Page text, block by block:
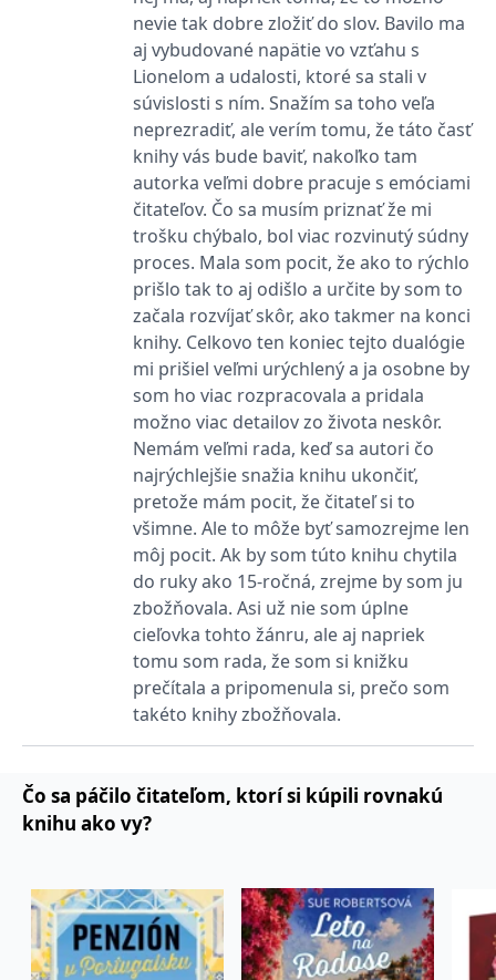
nevie tak dobre zložiť do slov. Bavilo ma
aj vybudované napätie vo vzťahu s
Lionelom a udalosti, ktoré sa stali v
súvislosti s ním. Snažím sa toho veľa
neprezradiť, ale verím tomu, že táto časť
knihy vás bude baviť, nakoľko tam
autorka veľmi dobre pracuje s emóciami
čitateľov. Čo sa musím priznať že mi
trošku chýbalo, bol viac rozvinutý súdny
proces. Mala som pocit, že ako to rýchlo
prišlo tak to aj odišlo a určite by som to
začala rozvíjať skôr, ako takmer na konci
knihy. Celkovo ten koniec tejto dualógie
mi prišiel veľmi urýchlený a ja osobne by
som ho viac rozpracovala a pridala
možno viac detailov zo života neskôr.
Nemám veľmi rada, keď sa autori čo
najrýchlejšie snažia knihu ukončiť,
pretože mám pocit, že čitateľ si to
všimne. Ale to môže byť samozrejme len
môj pocit. Ak by som túto knihu chytila
do ruky ako 15-ročná, zrejme by som ju
zbožňovala. Asi už nie som úplne
cieľovka tohto žánru, ale aj napriek
tomu som rada, že som si knižku
prečítala a pripomenula si, prečo som
takéto knihy zbožňovala.
Čo sa páčilo čitateľom, ktorí si kúpili rovnakú
knihu ako vy?
.bing.com
používán jako jedinečný
identifikátor uživatele.
Lze jej nastavit pomocí
vložených skriptů
Microsoft. Široce se věří,
že se synchronizuje s
mnoha různými
doménami společnosti
Microsoft, což umožňuje
sledování uživatelů.
Meta Platform
Inc.
.grada.sk
3 měsíce
Používá Facebook k
poskytování řady
reklamních produktů,
jako je nabízení cen v
reálném čase od
inzerentů třetích stran
Microsoft
Corporation
.grada.sk
1 den
Tento soubor cookie
používá společnost Bing
k určení, jaké reklamy by
se měly zobrazovat a
které by mohly být
relevantní pro
koncového uživatele,
který si prohlíží web.
Microsoft
Corporation
.c.bing.com
1 rok
Toto je cookie první
strany společnosti
Microsoft MSN, které
zajišťuje správné
fungování této webové
stránky.
Microsoft
Corporation
.clarity.ms
Tento soubor cookie je v
Microsoftu široce
používán jako jedinečný
identifikátor uživatele.
Lze jej nastavit pomocí
vložených skriptů
Microsoft. Široce se věří,
že se synchronizuje s
mnoha různými
doménami společnosti
Microsoft, což umožňuje
sledování uživatelů.
IDE
Google LLC
1 rok
Tento soubor cookie
informace o tom, jak
koncový uživatel používá
návštěvou uvedeného
webu.
C
Adform
.adform.net
1 měsíc 1
den
Zjistěte, zda prohlížeč
uživatele podporuje
soubory cookie.